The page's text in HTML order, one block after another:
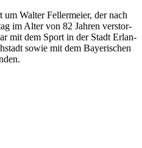
Wal­ter Fel­ler­meier, der nach
im Alter von 82 Jah­ren ver­stor­
mit dem Sport in der Stadt Erlan­
sowie mit dem Baye­ri­schen